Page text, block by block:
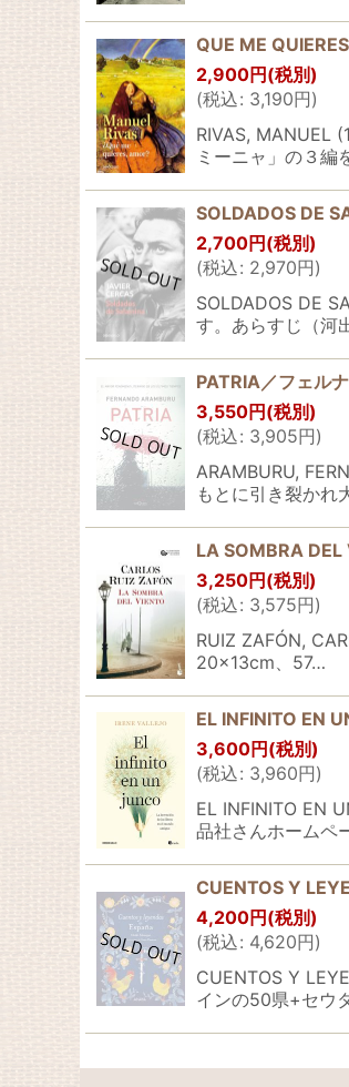
QUE ME
2,900円 (税別)
(税込: 3,190円)
RIVAS, MANUEL
ミーニャ」の３
SOLDADOS DE
2,700円 (税別)
(税込: 2,970円)
SOLDADOS DE
す。あらすじ（河
PATRIA／フェル
3,550円 (税別)
(税込: 3,905円)
ARAMBURU,
もとに引き裂かれ
LA SOMBRA DEL
3,250円 (税別)
(税込: 3,575円)
RUIZ ZAFÓN,
20×13cm、57…
EL INFINITO EN
3,600円 (税別)
(税込: 3,960円)
EL INFINITO EN
品社さんホームペ
CUENTOS Y
4,200円 (税別)
(税込: 4,620円)
CUENTOS Y
インの50県+セウ